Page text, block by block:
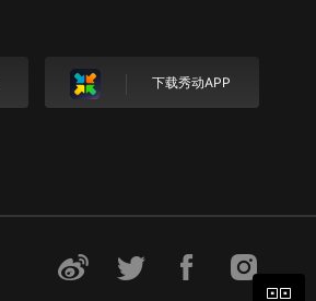
下载秀动APP